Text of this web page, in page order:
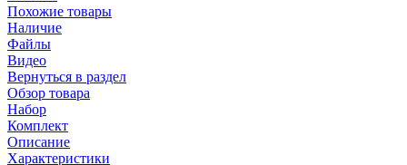
Похожие товары
Наличие
Файлы
Видео
Вернуться в раздел
Обзор товара
Набор
Комплект
Описание
Характеристики